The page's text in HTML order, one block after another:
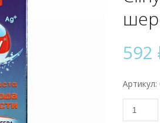
592
Артикул:
товара